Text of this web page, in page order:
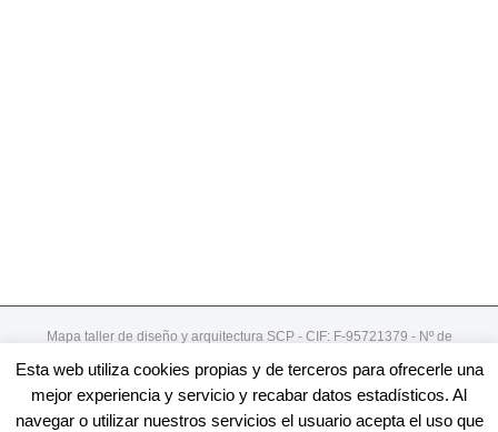
Mapa taller de diseño y arquitectura SCP - CIF: F-95721379 - Nº de
Gordoniz 44, 5º - dto 7- 48002 - Bilbao / 94 4078913
Esta web utiliza cookies propias y de terceros para ofrecerle una
mejor experiencia y servicio y recabar datos estadísticos. Al
navegar o utilizar nuestros servicios el usuario acepta el uso que